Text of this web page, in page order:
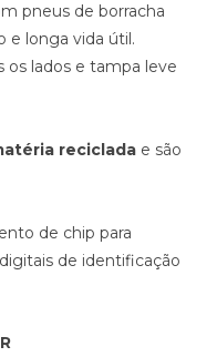
pneus de borracha
e longa vida útil.
os lados e tampa leve
reciclada e são
de chip para
de identificação